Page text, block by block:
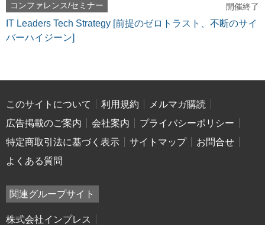
コンファレンス/セミナー 開催終了
IT Leaders Tech Strategy [前提のゼロトラスト、不断のサイ
バーハイジーン]
このサイトについて 利用規約
メルマガ購読
広告掲載のご案内
会社案内
プライバシーポリシー
特定商取引法に基づく表示
サイトマップ
お問合せ
よくある質問
関連グループサイト
株式会社インプレス